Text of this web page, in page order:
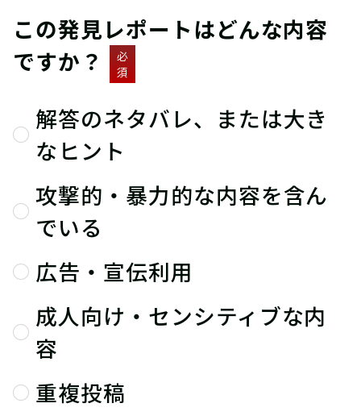
この発見レポートはどんな内容
ですか？
必
須
解答のネタバレ、または大き
なヒント
攻撃的・暴力的な内容を含ん
でいる
広告・宣伝利用
成人向け・センシティブな内
容
重複投稿